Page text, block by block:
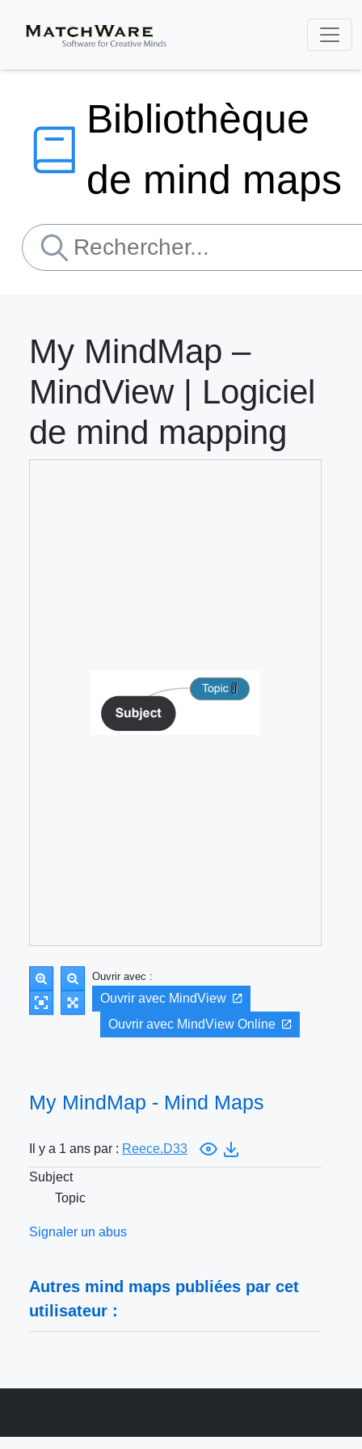
Bibliothèque
de mind maps
My MindMap –
MindView | Logiciel
de mind mapping
Ouvrir avec :
Ouvrir avec MindView
Ouvrir avec MindView Online
My MindMap - Mind Maps
Il y a 1 ans par : Reece.D33
Subject
Topic
Signaler un abus
Autres mind maps publiées par cet
utilisateur :